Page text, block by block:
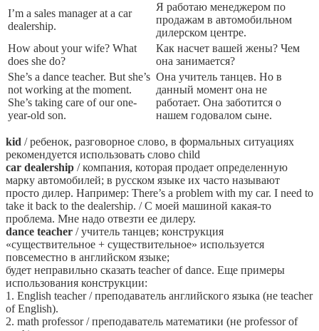
I’m a sales manager at a car
dealership.
Я работаю менеджером по
продажам в автомобильном
дилерском центре.
How about your wife? What
does she do?
Как насчет вашей жены? Чем
она занимается?
She’s a dance teacher. But she’s
not working at the moment.
She’s taking care of our one-
year-old son.
Она учитель танцев. Но в
данный момент она не
работает. Она заботится о
нашем годовалом сыне.
kid / ребенок, разговорное слово, в формальных ситуациях
рекомендуется использовать слово child
car dealership / компания, которая продает определенную
марку автомобилей; в русском языке их часто называют
просто дилер. Например: There’s a problem with my car. I need to
take it back to the dealership. / С моей машиной какая-то
проблема. Мне надо отвезти ее дилеру.
dance teacher / учитель танцев; конструкция
«существительное + существительное» используется
повсеместно в английском языке;
будет неправильно сказать teacher of dance. Еще примеры
использования конструкции:
1. English teacher / преподаватель английского языка (не teacher
of English).
2. math professor / преподаватель математики (не professor of